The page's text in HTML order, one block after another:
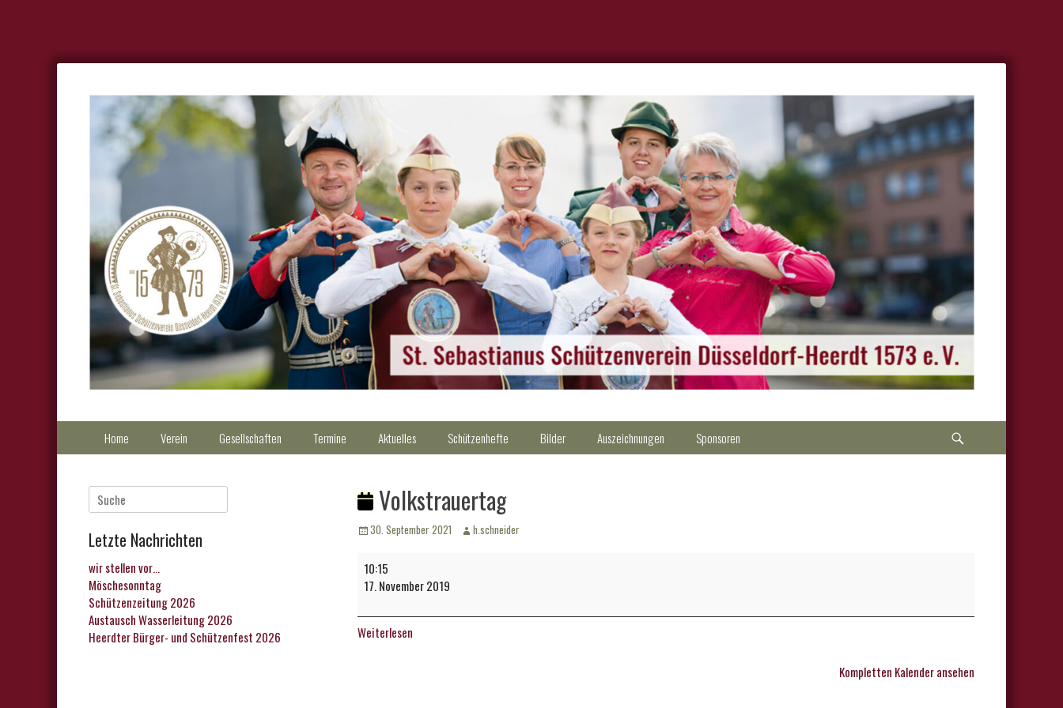
Primärmenu
Home Verein Gesellschaften Termine Aktuelles Schützenhefte Bilder Auszeichnungen Sponsoren
Volkstrauertag
Veröffentlicht
30. September 2021 Autorh.schneider
Volkstrauertag
10:15
17. November 2019
Weiterlesen
Kompletten Kalender ansehen
Suche
nach:
Letzte Nachrichten
wir stellen vor…
Möschesonntag
Schützenzeitung 2026
Austausch Wasserleitung 2026
Heerdter Bürger- und Schützenfest 2026